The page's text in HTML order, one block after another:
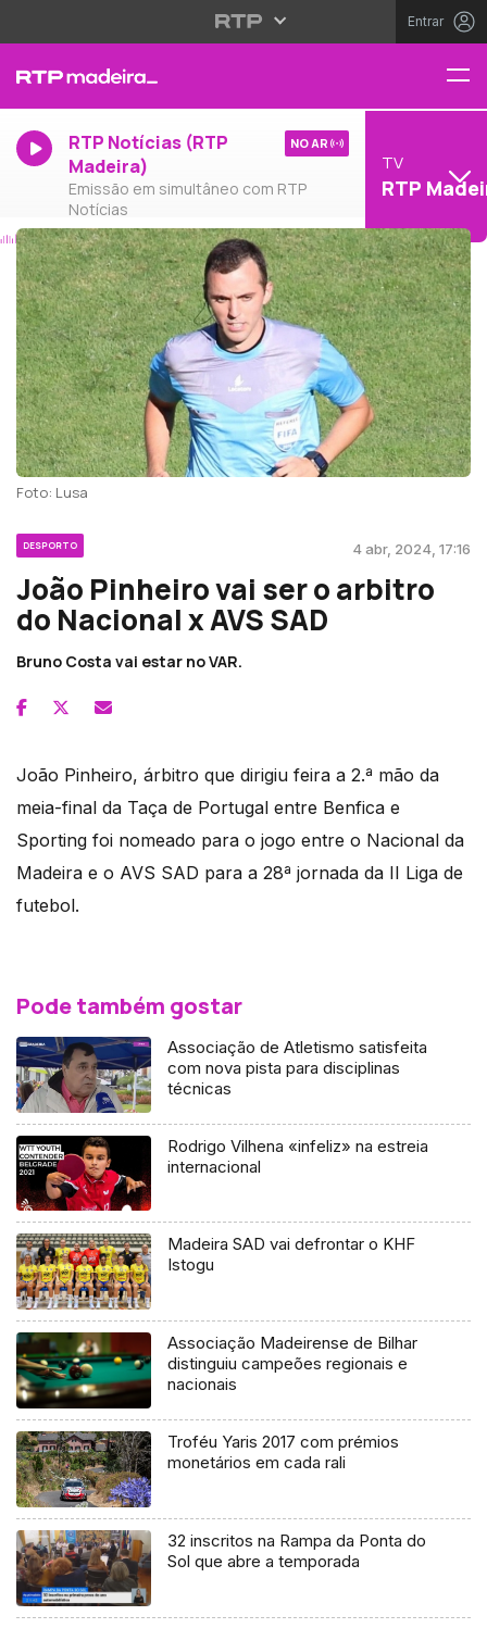
Entrar
RTP Notícias (RTP
Madeira)
Emissão em simultâneo com RTP
Notícias
NO AR
TV
RTP
Foto: Lusa
DESPORTO 4 abr, 2024, 17:16
João Pinheiro vai ser o arbitro
do Nacional x AVS SAD
Bruno Costa vai estar no VAR.
João Pinheiro, árbitro que dirigiu feira a 2.ª mão da
meia-final da Taça de Portugal entre Benfica e
Sporting foi nomeado para o jogo entre o Nacional da
Madeira e o AVS SAD para a 28ª jornada da II Liga de
futebol.
Pode também gostar
Associação de Atletismo satisfeita
com nova pista para disciplinas
técnicas
Rodrigo Vilhena «infeliz» na estreia
internacional
Madeira SAD vai defrontar o KHF
Istogu
Associação Madeirense de Bilhar
distinguiu campeões regionais e
nacionais
Troféu Yaris 2017 com prémios
monetários em cada rali
32 inscritos na Rampa da Ponta do
Sol que abre a temporada